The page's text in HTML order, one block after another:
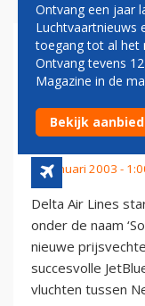
'SONG'
LINES'
27 januari 2003 -
Delta Air Lines
onder de naam
nieuwe
succesvolle
vluchten tussen
Ontvang een jaar
Luchtvaartnieuws
toegang tot al het
Ontvang tevens
Magazine in de
Bekijk